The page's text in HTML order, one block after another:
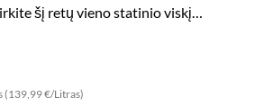
šį retų vieno statinio viskį
(139,99 €/Litras)